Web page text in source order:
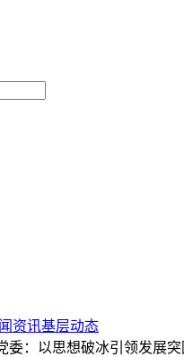
资讯基层动态
委：以思想破冰引领发展突